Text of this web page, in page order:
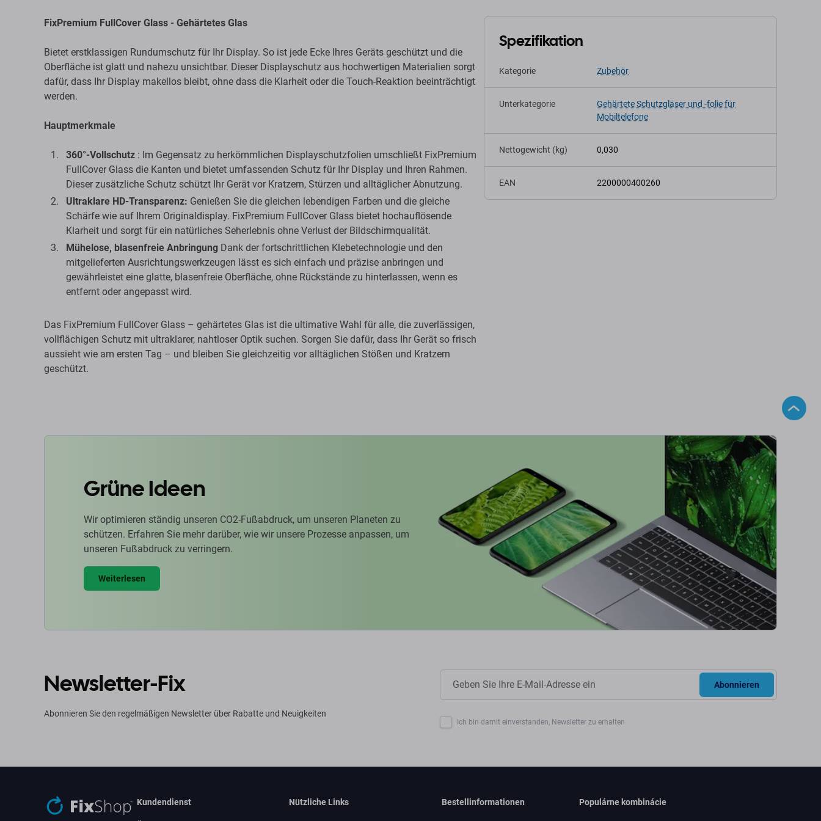
FixPremium FullCover Glass - Gehärtetes Glas
Bietet erstklassigen Rundumschutz für Ihr Display. So ist jede Ecke Ihres Geräts geschützt und die
Oberfläche ist glatt und nahezu unsichtbar. Dieser Displayschutz aus hochwertigen Materialien sorgt
dafür, dass Ihr Display makellos bleibt, ohne dass die Klarheit oder die Touch-Reaktion beeinträchtigt
werden.
Hauptmerkmale
360°-Vollschutz : Im Gegensatz zu herkömmlichen Displayschutzfolien umschließt FixPremium
FullCover Glass die Kanten und bietet umfassenden Schutz für Ihr Display und Ihren Rahmen.
Dieser zusätzliche Schutz schützt Ihr Gerät vor Kratzern, Stürzen und alltäglicher Abnutzung.
Ultraklare HD-Transparenz: Genießen Sie die gleichen lebendigen Farben und die gleiche
Schärfe wie auf Ihrem Originaldisplay. FixPremium FullCover Glass bietet hochauflösende
Klarheit und sorgt für ein natürliches Seherlebnis ohne Verlust der Bildschirmqualität.
Mühelose, blasenfreie Anbringung Dank der fortschrittlichen Klebetechnologie und den
mitgelieferten Ausrichtungswerkzeugen lässt es sich einfach und präzise anbringen und
gewährleistet eine glatte, blasenfreie Oberfläche, ohne Rückstände zu hinterlassen, wenn es
entfernt oder angepasst wird.
Das FixPremium FullCover Glass – gehärtetes Glas ist die ultimative Wahl für alle, die zuverlässigen,
vollflächigen Schutz mit ultraklarer, nahtloser Optik suchen. Sorgen Sie dafür, dass Ihr Gerät so frisch
aussieht wie am ersten Tag – und bleiben Sie gleichzeitig vor alltäglichen Stößen und Kratzern
geschützt.
Spezifikation
Kategorie Zubehör
Unterkategorie
Gehärtete Schutzgläser und -folie für
Mobiltelefone
Nettogewicht (kg) 0,030
EAN 2200000400260
Grüne Ideen
Wir optimieren ständig unseren CO2-Fußabdruck, um unseren Planeten zu
schützen. Erfahren Sie mehr darüber, wie wir unsere Prozesse anpassen, um
unseren Fußabdruck zu verringern.
Weiterlesen
Newsletter-Fix
Abonnieren Sie den regelmäßigen Newsletter über Rabatte und Neuigkeiten
Abonnieren
Ich bin damit einverstanden, Newsletter zu erhalten
Kundendienst Nützliche Links Bestellinformationen Populárne kombinácie